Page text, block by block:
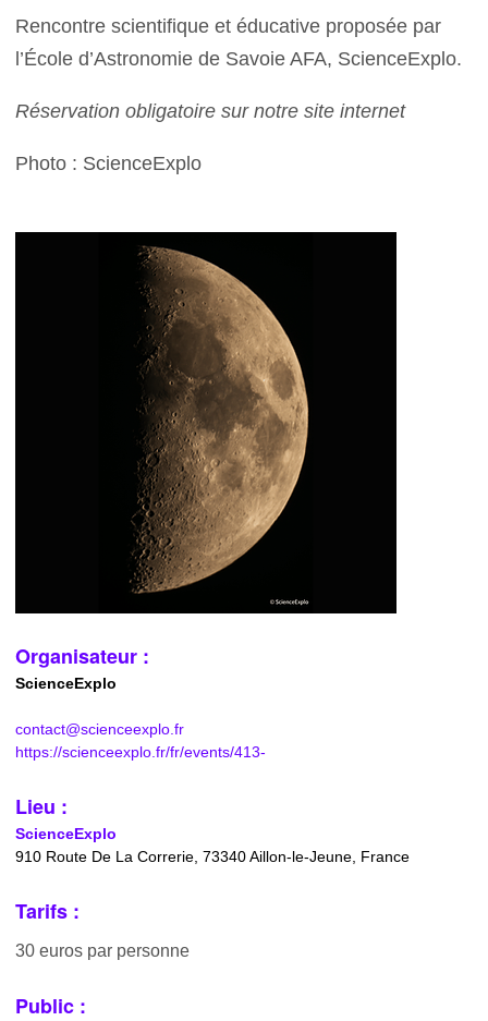
Rencontre scientifique et éducative proposée par
l’École d’Astronomie de Savoie AFA, ScienceExplo.
Réservation obligatoire sur notre site internet
Photo : ScienceExplo
Organisateur :
ScienceExplo
contact@scienceexplo.fr
https://scienceexplo.fr/fr/events/413-
Lieu :
ScienceExplo
910 Route De La Correrie, 73340 Aillon-le-Jeune, France
Tarifs :
30 euros par personne
Public :